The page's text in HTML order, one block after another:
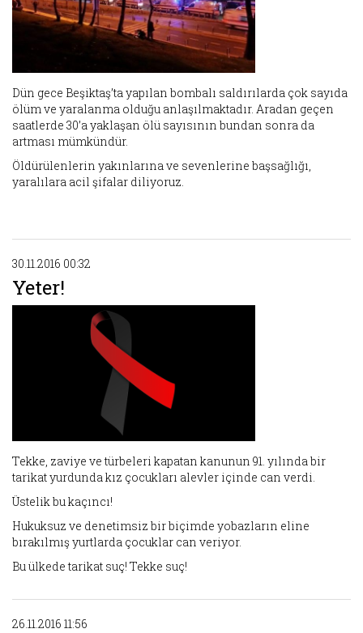
Dün gece Beşiktaş’ta yapılan bombalı saldırılarda çok sayıda
ölüm ve yaralanma olduğu anlaşılmaktadır. Aradan geçen
saatlerde 30’a yaklaşan ölü sayısının bundan sonra da
artması mümkündür.
Öldürülenlerin yakınlarına ve sevenlerine başsağlığı,
yaralılara acil şifalar diliyoruz.
30.11.2016 00:32
Yeter!
Tekke, zaviye ve türbeleri kapatan kanunun 91. yılında bir
tarikat yurdunda kız çocukları alevler içinde can verdi.
Üstelik bu kaçıncı!
Hukuksuz ve denetimsiz bir biçimde yobazların eline
bırakılmış yurtlarda çocuklar can veriyor.
Bu ülkede tarikat suç! Tekke suç!
26.11.2016 11:56